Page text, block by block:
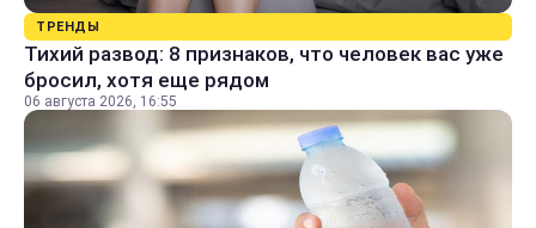
ТРЕНДЫ
Тихий развод: 8 признаков, что человек вас уже
бросил, хотя еще рядом
06 августа 2026, 16:55